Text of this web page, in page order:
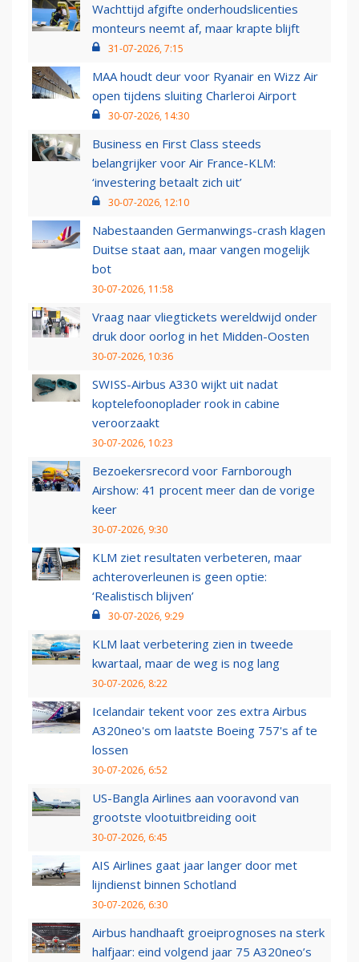
Wachttijd afgifte onderhoudslicenties
monteurs neemt af, maar krapte blijft
31-07-2026, 7:15
MAA houdt deur voor Ryanair en Wizz Air
open tijdens sluiting Charleroi Airport
30-07-2026, 14:30
Business en First Class steeds
belangrijker voor Air France-KLM:
‘investering betaalt zich uit’
30-07-2026, 12:10
Nabestaanden Germanwings-crash klagen
Duitse staat aan, maar vangen mogelijk
bot
30-07-2026, 11:58
Vraag naar vliegtickets wereldwijd onder
druk door oorlog in het Midden-Oosten
30-07-2026, 10:36
SWISS-Airbus A330 wijkt uit nadat
koptelefoonoplader rook in cabine
veroorzaakt
30-07-2026, 10:23
Bezoekersrecord voor Farnborough
Airshow: 41 procent meer dan de vorige
keer
30-07-2026, 9:30
KLM ziet resultaten verbeteren, maar
achteroverleunen is geen optie:
‘Realistisch blijven’
30-07-2026, 9:29
KLM laat verbetering zien in tweede
kwartaal, maar de weg is nog lang
30-07-2026, 8:22
Icelandair tekent voor zes extra Airbus
A320neo's om laatste Boeing 757's af te
lossen
30-07-2026, 6:52
US-Bangla Airlines aan vooravond van
grootste vlootuitbreiding ooit
30-07-2026, 6:45
AIS Airlines gaat jaar langer door met
lijndienst binnen Schotland
30-07-2026, 6:30
Airbus handhaaft groeiprognoses na sterk
halfjaar: eind volgend jaar 75 A320neo’s